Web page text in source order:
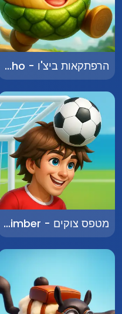
הרפתקאות ביצ'ו - Adventures of Bicho
מטפס צוקים - Rock Climber